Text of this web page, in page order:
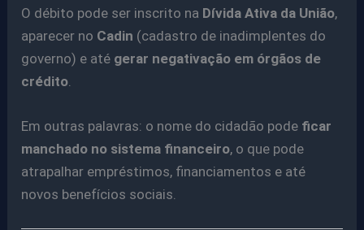
O débito pode ser inscrito na Dívida Ativa da União,
aparecer no Cadin (cadastro de inadimplentes do
governo) e até gerar negativação em órgãos de
crédito.
Em outras palavras: o nome do cidadão pode ficar
manchado no sistema financeiro, o que pode
atrapalhar empréstimos, financiamentos e até
novos benefícios sociais.